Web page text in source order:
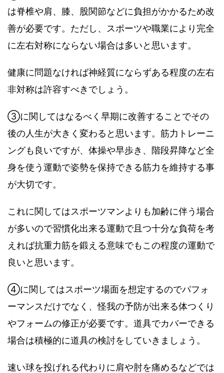
は脊椎や肩、膝、股関節などに負担がかかるため改
善が必要です。ただし、スポーツや職業により完全
に左右対称にならない場合は多いと思います。
健康に問題なければ神経質にならずある程度の左右
非対称は許容すべきでしょう。
③に関してはなるべく早期に改善することでその
後の人生が大きく変わると思います。筋力トレーニ
ングも良いですが、体操や早歩き、階段昇降など全
身を使う運動で姿勢を保持できる筋力を維持する事
が大切です。
これに関してはスポーツマンよりも加齢に伴う場合
が多いので習慣化出来る運動で且つ十分な負荷を考
えれば抗重力筋を鍛える意味でもこの程度の運動で
良いと思います。
④に関してはスポーツ場面を想定するのでパフォ
ーマンスだけでなく、怪我の予防が出来る体つくり
やフォームの修正が必要です。道具でカバーできる
場合は積極的に道具の検討をしていきましょう。
速い球を投げれる代わりに肩や肘を痛めるなどでは